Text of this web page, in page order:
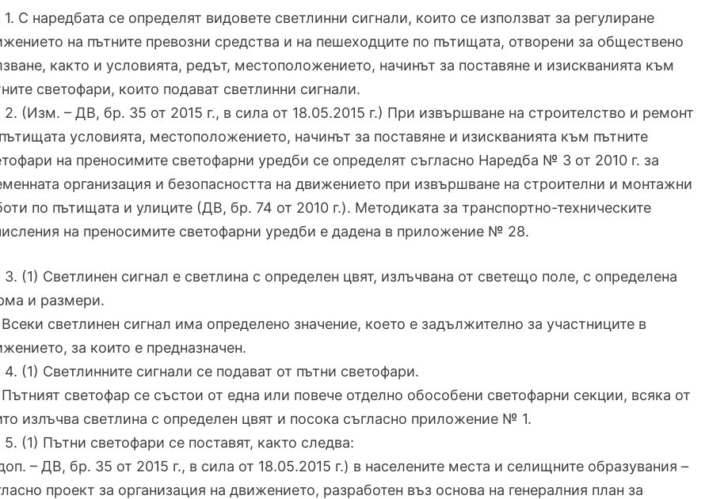
С наредбата се определят видовете светлинни сигнали, които се използват за регулиране
на пътните превозни средства и на пешеходците по пътищата, отворени за обществено
както и условията, редът, местоположението, начинът за поставяне и изискванията към
светофари, които подават светлинни сигнали.
2. (Изм. – ДВ, бр. 35 от 2015 г., в сила от 18.05.2015 г.) При извършване на строителство и ремонт
условията, местоположението, начинът за поставяне и изискванията към пътните
на преносимите светофарни уредби се определят съгласно Наредба № 3 от 2010 г. за
организация и безопасността на движението при извършване на строителни и монтажни
по пътищата и улиците (ДВ, бр. 74 от 2010 г.). Методиката за транспортно-техническите
на преносимите светофарни уредби е дадена в приложение № 28.
(1) Светлинен сигнал е светлина с определен цвят, излъчвана от светещо поле, с определена
и размери.
светлинен сигнал има определено значение, което е задължително за участниците в
за които е предназначен.
(1) Светлинните сигнали се подават от пътни светофари.
светофар се състои от една или повече отделно обособени светофарни секции, всяка от
излъчва светлина с определен цвят и посока съгласно приложение № 1.
(1) Пътни светофари се поставят, както следва:
– ДВ, бр. 35 от 2015 г., в сила от 18.05.2015 г.) в населените места и селищните образувания –
проект за организация на движението, разработен въз основа на генералния план за